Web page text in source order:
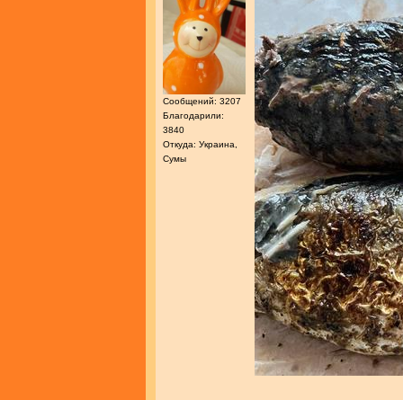
Сообщений: 3207
Благодарили:
3840
Откуда: Украина,
Сумы